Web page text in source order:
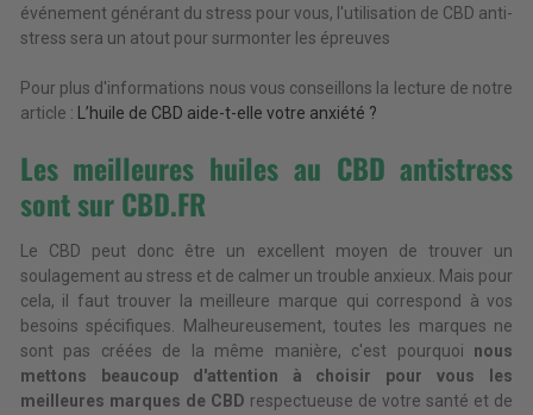
événement générant du stress pour vous, l'utilisation de CBD anti-
stress sera un atout pour surmonter les épreuves
Pour plus d'informations nous vous conseillons la lecture de notre
article :
L’huile de CBD aide-t-elle votre anxiété ?
Les meilleures huiles au CBD antistress
sont sur CBD.FR
Le CBD peut donc être un excellent moyen de trouver un
soulagement au stress et de calmer un trouble anxieux. Mais pour
cela, il faut trouver la meilleure marque qui correspond à vos
besoins spécifiques. Malheureusement, toutes les marques ne
sont pas créées de la même manière, c'est pourquoi nous
mettons beaucoup d'attention à choisir pour vous les
meilleures marques de CBD respectueuse de votre santé et de